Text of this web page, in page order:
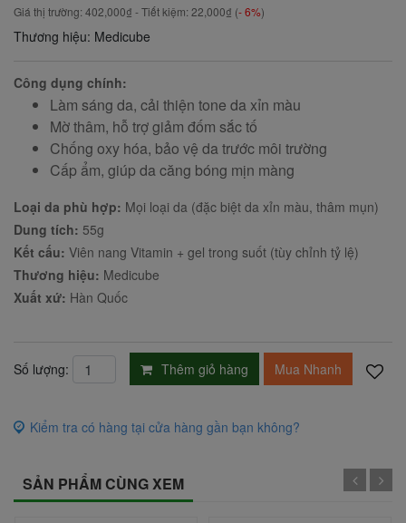
Giá thị trường: 402,000₫ - Tiết kiệm: 22,000₫ (- 6%)
Thương hiệu: Medicube
Công dụng chính:
Làm sáng da, cải thiện tone da xỉn màu
Mờ thâm, hỗ trợ giảm đốm sắc tố
Chống oxy hóa, bảo vệ da trước môi trường
Cấp ẩm, giúp da căng bóng mịn màng
Loại da phù hợp: Mọi loại da (đặc biệt da xỉn màu, thâm mụn)
Dung tích: 55g
Kết cấu: Viên nang Vitamin + gel trong suốt (tùy chỉnh tỷ lệ)
Thương hiệu: Medicube
Xuất xứ: Hàn Quốc
Số lượng: Thêm giỏ hàng Mua Nhanh
Kiểm tra có hàng tại cửa hàng gần bạn không?
SẢN PHẨM CÙNG XEM